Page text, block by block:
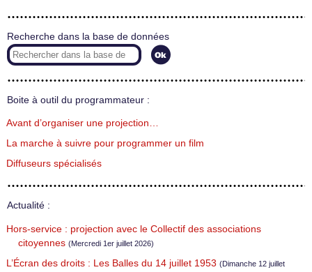
Recherche dans la base de données
Boite à outil du programmateur :
Avant d’organiser une projection…
La marche à suivre pour programmer un film
Diffuseurs spécialisés
Actualité :
Hors-service : projection avec le Collectif des associations
citoyennes (Mercredi 1er juillet 2026)
L’Écran des droits : Les Balles du 14 juillet 1953 (Dimanche 12 juillet